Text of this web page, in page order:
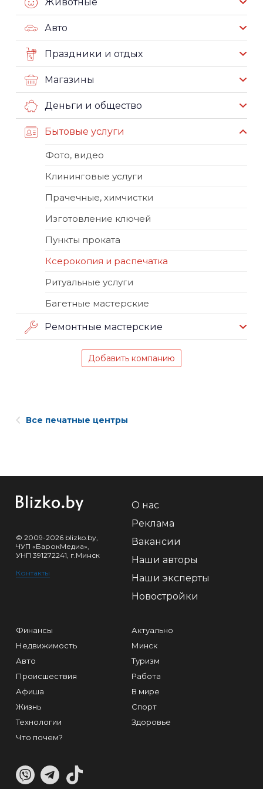
Авто
Праздники и отдых
Магазины
Деньги и общество
Бытовые услуги
Фото, видео
Клининговые услуги
Прачечные, химчистки
Изготовление ключей
Пункты проката
Ксерокопия и распечатка
Ритуальные услуги
Багетные мастерские
Ремонтные мастерские
Добавить компанию
Все печатные центры
© 2009-2026 blizko.by,
ЧУП «БарокМедиа»,
УНП 391272241, г.Минск
Контакты
О нас
Реклама
Вакансии
Наши авторы
Наши эксперты
Новостройки
Финансы
Недвижимость
Авто
Происшествия
Афиша
Жизнь
Технологии
Что почем?
Актуально
Минск
Туризм
Работа
В мире
Спорт
Здоровье